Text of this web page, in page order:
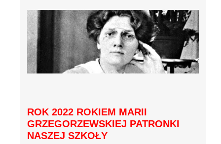
ROK 2022 ROKIEM MARII
GRZEGORZEWSKIEJ PATRONKI
NASZEJ SZKOŁY